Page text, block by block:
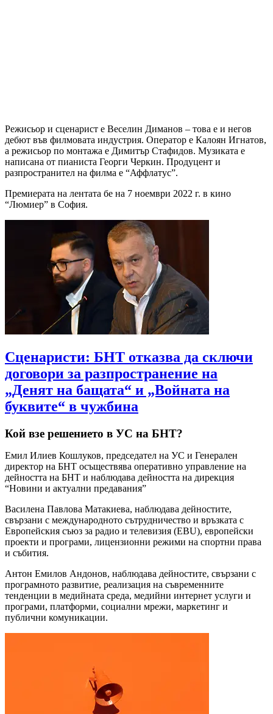
Режисьор и сценарист е Веселин Диманов – това е и негов
дебют във филмовата индустрия. Оператор е Калоян Игнатов,
а режисьор по монтажа е Димитър Стафидов. Музиката е
написана от пианиста Георги Черкин. Продуцент и
разпространител на филма е “Аффлатус”.
Премиерата на лентата бе на 7 ноември 2022 г. в кино
“Люмиер” в София.
Сценаристи: БНТ отказва да сключи
договори за разпространение на
„Денят на бащата“ и „Войната на
буквите“ в чужбина
Кой взе решението в УС на БНТ?
Емил Илиев Кошлуков, председател на УС и Генерален
директор на БНТ осъществява оперативно управление на
дейността на БНТ и наблюдава дейността на дирекция
“Новини и актуални предавания”
Василена Павлова Матакиева, наблюдава дейностите,
свързани с международното сътрудничество и връзката с
Европейския съюз за радио и телевизия (EBU), европейски
проекти и програми, лицензионни режими на спортни права
и събития.
Антон Емилов Андонов, наблюдава дейностите, свързани с
програмното развитие, реализация на съвременните
тенденции в медийната среда, медийни интернет услуги и
програми, платформи, социални мрежи, маркетинг и
публични комуникации.